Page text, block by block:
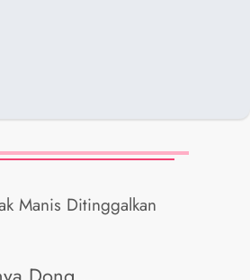
Manis Ditinggalkan